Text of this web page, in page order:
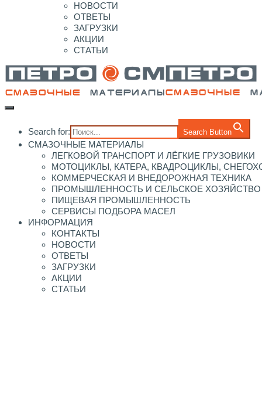
НОВОСТИ
ОТВЕТЫ
ЗАГРУЗКИ
АКЦИИ
СТАТЬИ
Search for: Search Button
СМАЗОЧНЫЕ МАТЕРИАЛЫ
ЛЕГКОВОЙ ТРАНСПОРТ И ЛЁГКИЕ ГРУЗОВИКИ
МОТОЦИКЛЫ, КАТЕРА, КВАДРОЦИКЛЫ,
КОММЕРЧЕСКАЯ И ВНЕДОРОЖНАЯ ТЕХНИКА
ПРОМЫШЛЕННОСТЬ И СЕЛЬСКОЕ ХОЗЯЙСТВО
ПИЩЕВАЯ ПРОМЫШЛЕННОСТЬ
СЕРВИСЫ ПОДБОРА МАСЕЛ
ИНФОРМАЦИЯ
КОНТАКТЫ
НОВОСТИ
ОТВЕТЫ
ЗАГРУЗКИ
АКЦИИ
СТАТЬИ